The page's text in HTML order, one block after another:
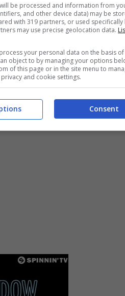
finestra) e poco altro,
in basso.
be processed and information from
and other device data) may be
with 319 partners, or used specifically
may use precise geolocation data.
your personal data on the basis
object to by managing your options
of this page or in the site menu to
and cookie settings.
Consent